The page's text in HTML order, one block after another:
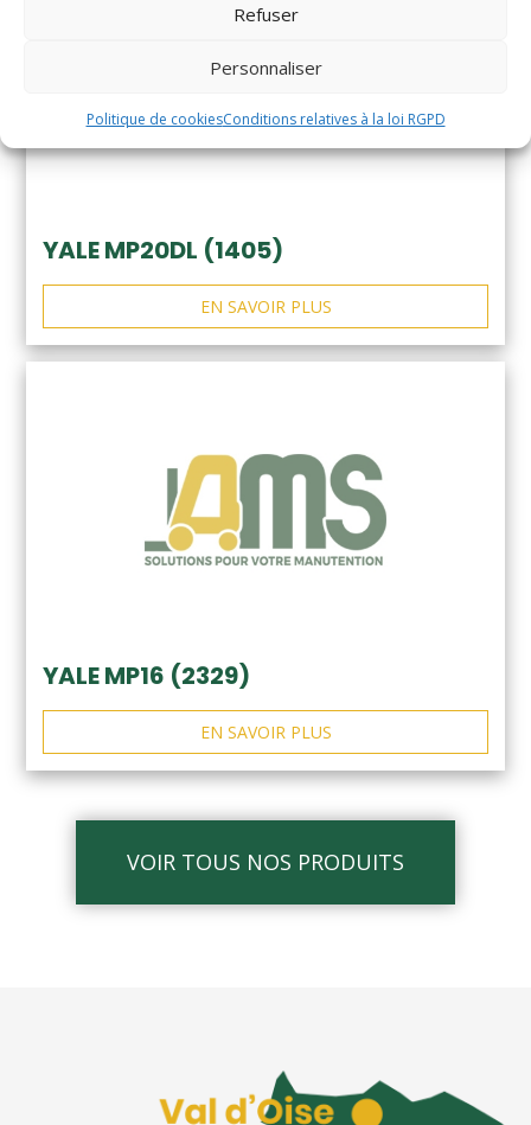
Refuser
Personnaliser
Politique de cookiesConditions relatives à la loi RGPD
YALE MP20DL (1405)
EN SAVOIR PLUS
YALE MP16 (2329)
EN SAVOIR PLUS
VOIR TOUS NOS PRODUITS